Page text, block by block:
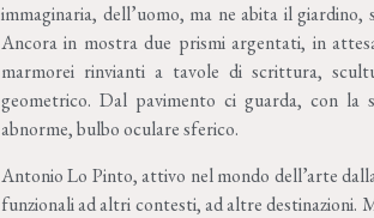
immaginaria, dell’uomo, ma ne abita il
Ancora in mostra due prismi argentati, in
marmorei rinvianti a tavole di scrittura,
geometrico. Dal pavimento ci guarda, con la
abnorme, bulbo oculare sferico.
Antonio Lo Pinto, attivo nel mondo dell’arte
funzionali ad altri contesti, ad altre destinazioni.